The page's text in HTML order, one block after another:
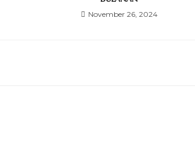
November 26, 2024